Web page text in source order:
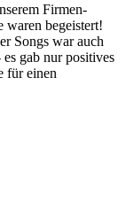
Firmen-
waren begeistert!
Songs war auch
gab nur positives
für einen